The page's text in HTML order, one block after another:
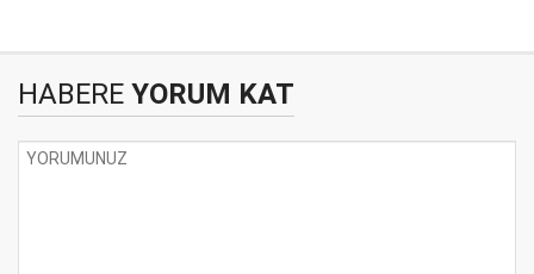
HABERE YORUM KAT